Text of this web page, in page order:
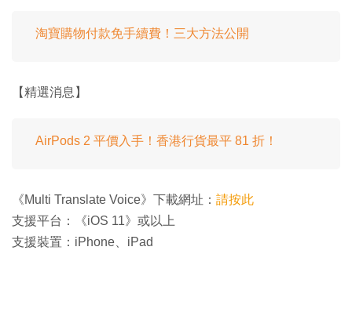
淘寶購物付款免手續費！三大方法公開
【精選消息】
AirPods 2 平價入手！香港行貨最平 81 折！
《Multi Translate Voice》下載網址： 請按此
支援平台：《iOS 11》或以上
支援裝置：iPhone、iPad